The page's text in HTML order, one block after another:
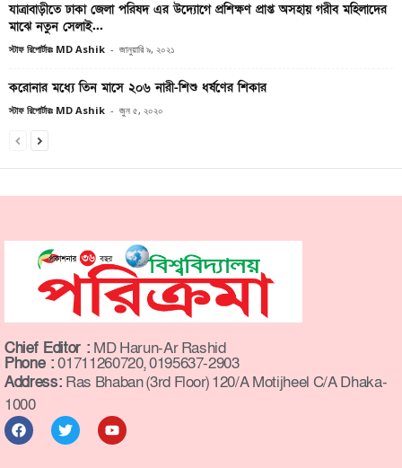
যাত্রাবাড়ীতে ঢাকা জেলা পরিষদ এর উদ্যোগে প্রশিক্ষণ প্রাপ্ত অসহায় গরীব মহিলাদের
মাঝে নতুন সেলাই...
স্টাফ রিপোর্টারঃ MD Ashik - জানুয়ারি ৯, ২০২১
করোনার মধ্যে তিন মাসে ২০৬ নারী-শিশু ধর্ষণের শিকার
স্টাফ রিপোর্টারঃ MD Ashik - জুন ৫, ২০২০
Chief Editor : MD Harun-Ar Rashid
Phone :01711260720, 0195637-2903
Address: Ras Bhaban (3rd Floor) 120/A Motijheel C/A Dhaka-
1000